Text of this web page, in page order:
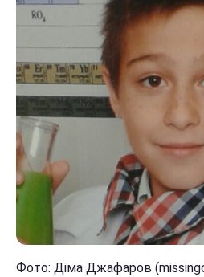
Фото: Діма Джафаров